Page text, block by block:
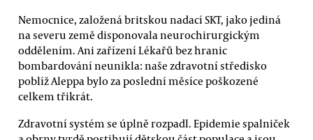
Nemocnice, založená britskou nadací SKT, jako jediná
na severu země disponovala neurochirurgickým
oddělením. Ani zařízení Lékařů bez hranic
bombardování neunikla: naše zdravotní středisko
poblíž Aleppa bylo za poslední měsíce poškozené
celkem třikrát.
Zdravotní systém se úplně rozpadl. Epidemie spalniček